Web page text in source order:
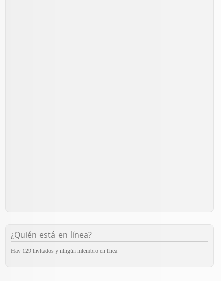
¿Quién está en línea?
Hay 129 invitados y ningún miembro en línea